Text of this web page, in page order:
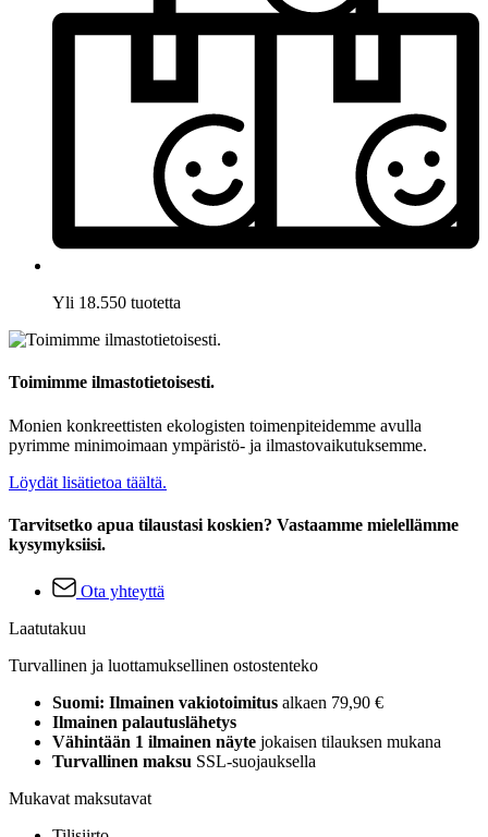
Yli 18.550 tuotetta
Toimimme ilmastotietoisesti.
Monien konkreettisten ekologisten toimenpiteidemme avulla
pyrimme minimoimaan ympäristö- ja ilmastovaikutuksemme.
Löydät lisätietoa täältä.
Tarvitsetko apua tilaustasi koskien? Vastaamme mielellämme
kysymyksiisi.
Ota yhteyttä
Laatutakuu
Turvallinen ja luottamuksellinen ostostenteko
Suomi: Ilmainen vakiotoimitus alkaen 79,90 €
Ilmainen palautuslähetys
Vähintään 1 ilmainen näyte jokaisen tilauksen mukana
Turvallinen maksu SSL-suojauksella
Mukavat maksutavat